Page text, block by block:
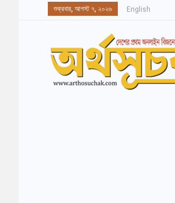
শুক্রবার, আগস্ট ৭, ২০২৬ English